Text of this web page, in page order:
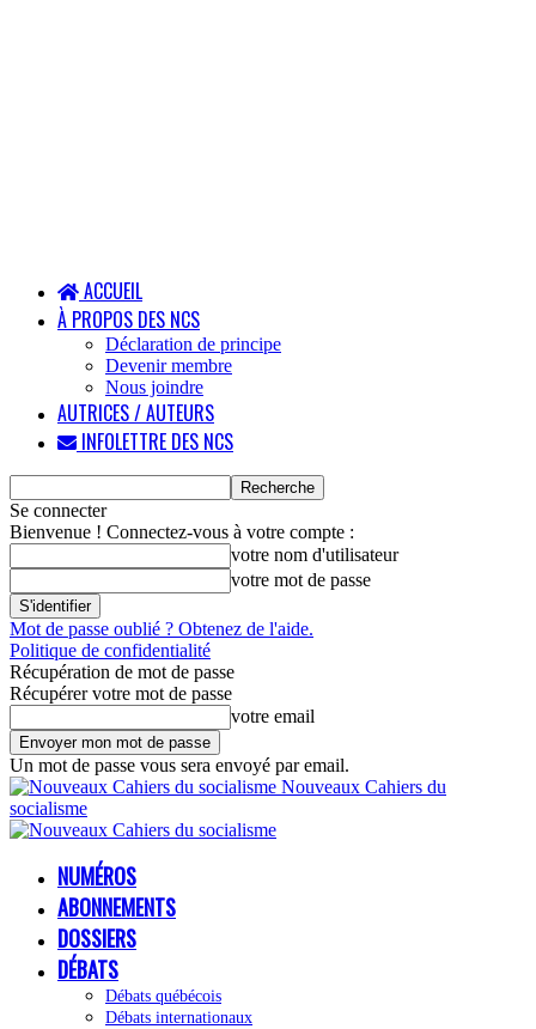
ACCUEIL
À PROPOS DES NCS
Déclaration de principe
Devenir membre
Nous joindre
AUTRICES / AUTEURS
INFOLETTRE DES NCS
Se connecter
Bienvenue ! Connectez-vous à votre compte :
votre nom d'utilisateur
votre mot de passe
Mot de passe oublié ? Obtenez de l'aide.
Politique de confidentialité
Récupération de mot de passe
Récupérer votre mot de passe
votre email
Un mot de passe vous sera envoyé par email.
Nouveaux Cahiers du
socialisme
NUMÉROS
ABONNEMENTS
DOSSIERS
DÉBATS
Débats québécois
Débats internationaux